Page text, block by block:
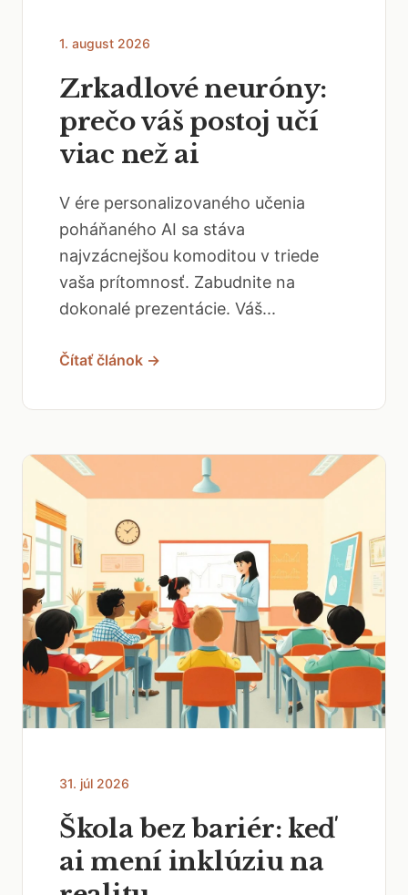
1. august 2026
Zrkadlové neuróny:
prečo váš postoj učí
viac než ai
V ére personalizovaného učenia
poháňaného AI sa stáva
najvzácnejšou komoditou v triede
vaša prítomnosť. Zabudnite na
dokonalé prezentácie. Váš...
Čítať článok →
31. júl 2026
Škola bez bariér: keď
ai mení inklúziu na